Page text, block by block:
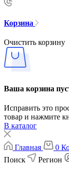
Корзина
Очистить корзину
Ваша корзина
Исправить это
товар и нажмите
В каталог
Главная 0
Поиск
Регион